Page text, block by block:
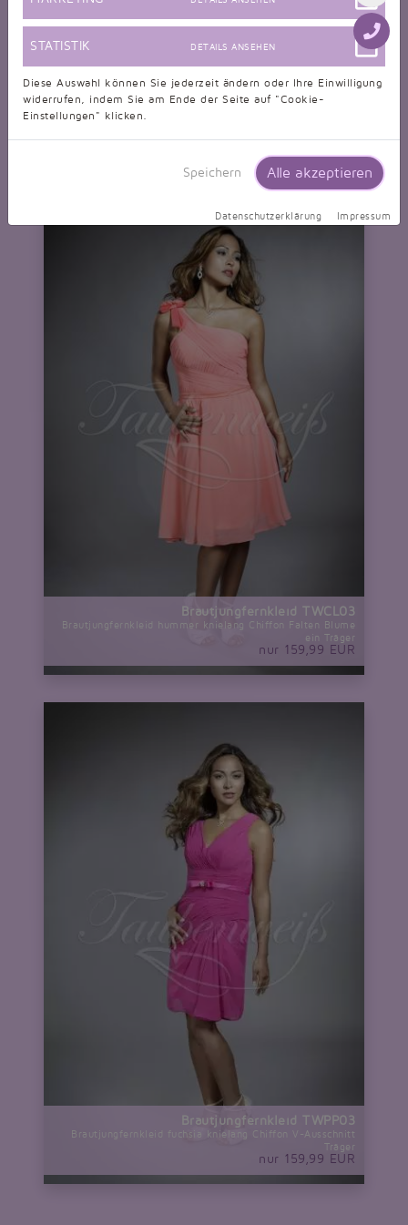
nur 184,99 EUR
Brautjungfernkleid TWCL03
Brautjungfernkleid hummer knielang Chiffon Falten Blume
ein Träger
nur 159,99 EUR
Brautjungfernkleid TWPP03
Brautjungfernkleid fuchsia knielang Chiffon V-Ausschnitt
Träger
nur 159,99 EUR
STATISTIK DETAILS ANSEHEN
Diese Auswahl können Sie jederzeit ändern oder Ihre Einwilligung
widerrufen, indem Sie am Ende der Seite auf "Cookie-
Einstellungen" klicken.
Speichern Alle akzeptieren
Datenschutzerklärung Impressum